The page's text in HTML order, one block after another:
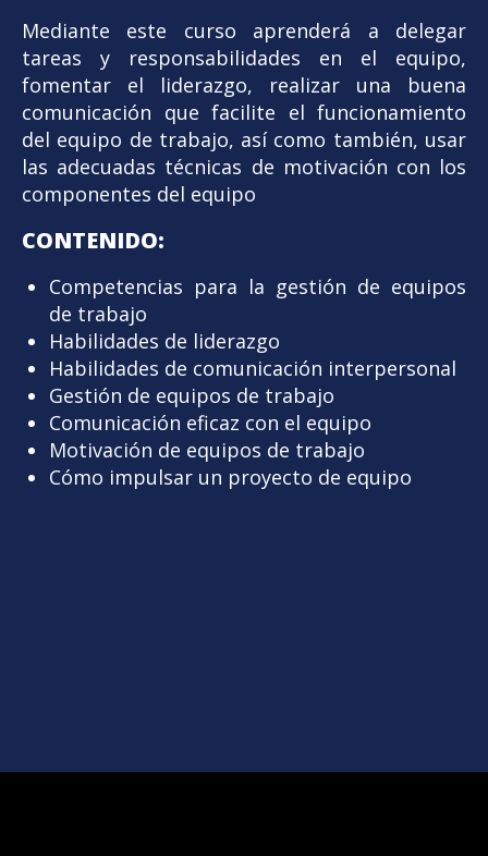
Mediante este curso aprenderá a delegar
tareas y responsabilidades en el equipo,
fomentar el liderazgo, realizar una buena
comunicación que facilite el funcionamiento
del equipo de trabajo, así como también, usar
las adecuadas técnicas de motivación con los
componentes del equipo
CONTENIDO:
Competencias para la gestión de equipos
de trabajo
Habilidades de liderazgo
Habilidades de comunicación interpersonal
Gestión de equipos de trabajo
Comunicación eficaz con el equipo
Motivación de equipos de trabajo
Cómo impulsar un proyecto de equipo